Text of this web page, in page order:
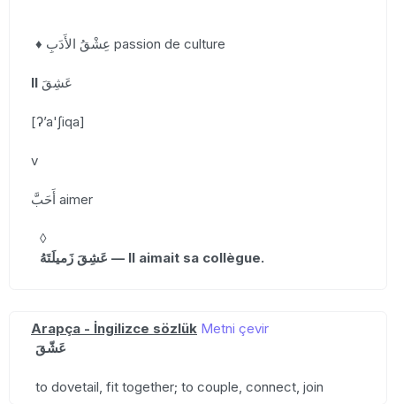
♦ عِشْقُ الأَدَبِ passion de culture
II عَشِقَ
[ʔʼa'ʃiqa]
v
أَحَبَّ aimer
◊
عَشِقَ زَميلَتَهُ — Il aimait sa collègue.
Arapça - İngilizce sözlük Metni çevir
عَشّقَ
to dovetail, fit together; to couple, connect, join